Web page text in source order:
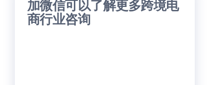
加微信可以了解更多跨境电
商行业咨询